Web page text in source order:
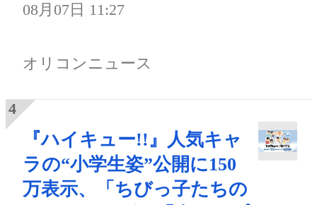
08月07日 11:27
オリコンニュース
『ハイキュー!!』人気キャ
ラの“小学生姿”公開に150
万表示、「ちびっ子たちの